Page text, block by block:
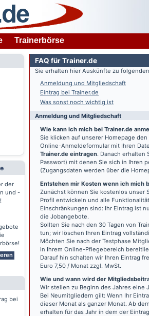
Trainerbörse
der
und -
bei
FAQ für Trainer.de
Sie erhalten hier Auskünfte zu
Anmeldung und Mitgliedschaft
Eintrag bei Trainer.de
Was sonst noch wichtig ist
Anmeldung und Mitgliedschaft
Wie kann ich mich bei Trainer.de
Sie klicken auf unserer Homepage
Online-Anmeldeformular mit Ihren
Trainer.de eintragen. Danach erhalten
Passwort) mit denen Sie sich in Ihren
(Zugangsdaten werden über die
Entstehen mir Kosten wenn ich mich
Zunächst können Sie kostenlos unser
Profil entwickeln und alle
Einschränkungen sind: Ihr Eintrag ist
die Jobangebote.
Sollten Sie nach den 30 Tagen von
tun; wir löschen Ihren Eintrag
Möchten Sie nach der Testphase
in Ihrem Online-Pflegebereich
Darauf hin schalten wir Ihren Eintrag
Euro 7,50 / Monat zzgl. MwSt.
Wie und wann wird der
Wir stellen zu Beginn des Jahres eine
Bei Neumitgliedern gilt: Wenn Ihr
dieser Monat als ganzer Monat. Ab
erhalten für das Jahr in dem der